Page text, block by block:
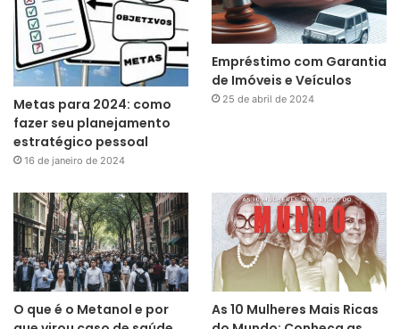
Metas para 2024: como
fazer seu planejamento
estratégico pessoal
16 de janeiro de 2024
Empréstimo com Garantia
de Imóveis e Veículos
25 de abril de 2024
O que é o Metanol e por
As 10 Mulheres Mais Ricas